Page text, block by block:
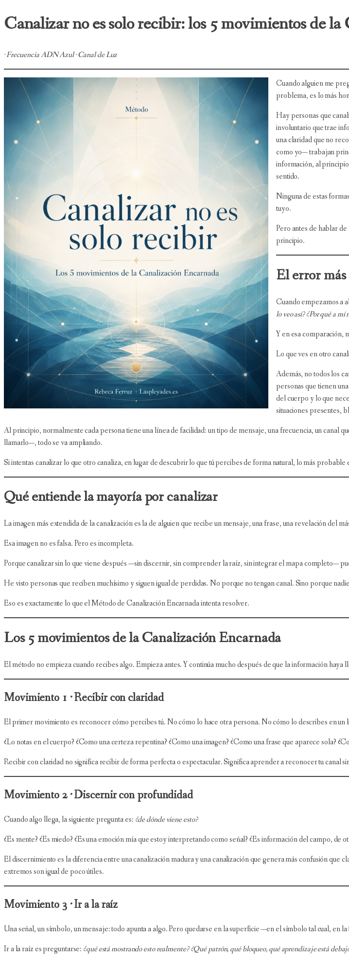
Canalizar no es solo recibir: los 5 movimientos de
· Frecuencia ADN Azul · Canal de Luz
Cuando alguien me
problema, es lo más
Hay personas que
involuntario que trae
una claridad que no
como yo— trabajan
información, al
sentido.
Ninguna de estas
tuyo.
Pero antes de hablar
principio.
El error
Cuando empezamos a
lo veo así? ¿Por qué a mí
Y en esa comparación,
Lo que ves en otro
Además, no todos los
personas que tienen
del cuerpo y lo que
situaciones presentes,
Al principio, normalmente cada persona tiene una línea de facilidad: un tipo de mensaje, una frecuencia, un canal
llamarlo—, todo se va ampliando.
Si intentas canalizar lo que otro canaliza, en lugar de descubrir lo que tú percibes de forma natural, lo más probable
Qué entiende la mayoría por canalizar
La imagen más extendida de la canalización es la de alguien que recibe un mensaje, una frase, una revelación del
Esa imagen no es falsa. Pero es incompleta.
Porque canalizar sin lo que viene después —sin discernir, sin comprender la raíz, sin integrar el mapa completo—
He visto personas que reciben muchísimo y siguen igual de perdidas. No porque no tengan canal. Sino porque
Eso es exactamente lo que el Método de Canalización Encarnada intenta resolver.
Los 5 movimientos de la Canalización Encarnada
El método no empieza cuando recibes algo. Empieza antes. Y continúa mucho después de que la información haya
Movimiento 1 · Recibir con claridad
El primer movimiento es reconocer cómo percibes tú. No cómo lo hace otra persona. No cómo lo describes en un
¿Lo notas en el cuerpo? ¿Como una certeza repentina? ¿Como una imagen? ¿Como una frase que aparece sola?
Recibir con claridad no significa recibir de forma perfecta o espectacular. Significa aprender a reconocer tu canal
Movimiento 2 · Discernir con profundidad
Cuando algo llega, la siguiente pregunta es: ¿de dónde viene esto?
¿Es mente? ¿Es miedo? ¿Es una emoción mía que estoy interpretando como señal? ¿Es información del campo, de
El discernimiento es la diferencia entre una canalización madura y una canalización que genera más confusión
extremos son igual de poco útiles.
Movimiento 3 · Ir a la raíz
Una señal, un símbolo, un mensaje: todo apunta a algo. Pero quedarse en la superficie —en el símbolo tal cual, en
Ir a la raíz es preguntarse: ¿qué está mostrando esto realmente? ¿Qué patrón, qué bloqueo, qué aprendizaje está